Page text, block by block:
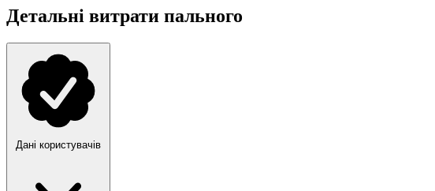
Детальні витрати пального
Дані користувачів